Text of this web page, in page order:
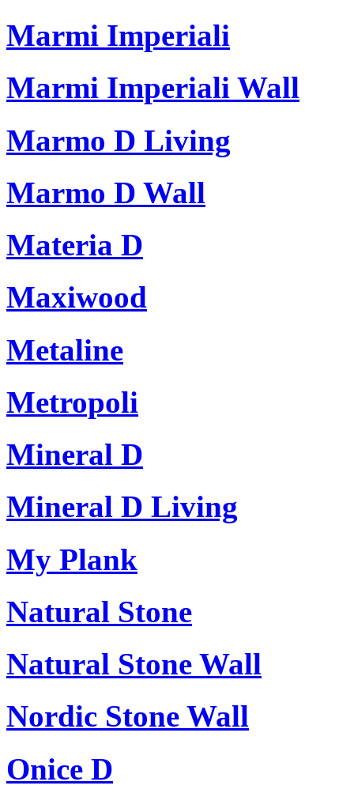
Marmi Imperiali
Marmi Imperiali Wall
Marmo D Living
Marmo D Wall
Materia D
Maxiwood
Metaline
Metropoli
Mineral D
Mineral D Living
My Plank
Natural Stone
Natural Stone Wall
Nordic Stone Wall
Onice D